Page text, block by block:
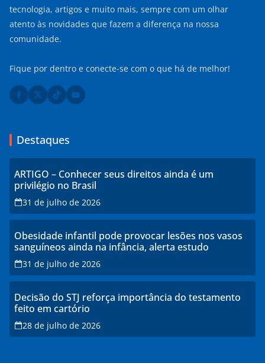
tecnologia, artigos e muito mais, sempre com um olhar
atento às novidades que fazem a diferença na nossa
comunidade.
Fique por dentro e conecte-se com o que há de melhor!
Destaques
ARTIGO – Conhecer seus direitos ainda é um
privilégio no Brasil
31 de julho de 2026
Obesidade infantil pode provocar lesões nos vasos
sanguíneos ainda na infância, alerta estudo
31 de julho de 2026
Decisão do STJ reforça importância do testamento
feito em cartório
28 de julho de 2026